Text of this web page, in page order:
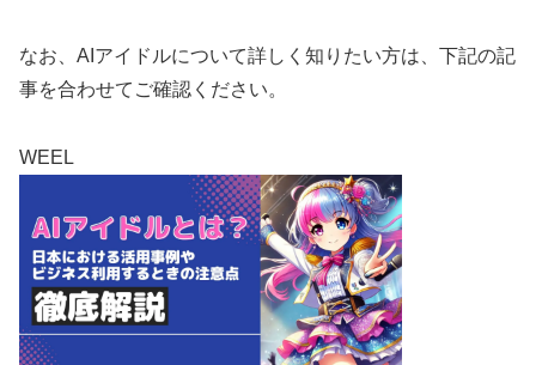
なお、AIアイドルについて詳しく知りたい方は、下記の記
事を合わせてご確認ください。
WEEL